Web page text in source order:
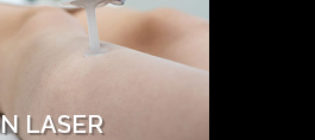
LASER